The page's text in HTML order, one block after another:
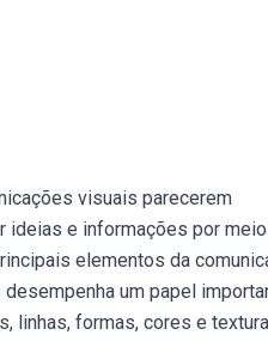
visuais parecerem
ideias e informações por
elementos da
um papel
linhas, formas, cores e